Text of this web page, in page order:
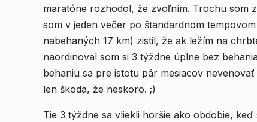
maratóne rozhodol, že zvoľním. Trochu som
som v jeden večer po štandardnom
nabehaných 17 km) zistil, že ak ležím na
naordinoval som si 3 týždne úplne bez
behaniu sa pre istotu pár mesiacov
len škoda, že neskoro. ;)
Tie 3 týždne sa vliekli horšie ako obdobie,